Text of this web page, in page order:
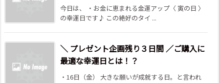
今日は、 ・お金に恵まれる金運アップ〈 寅の日 〉
の幸運日です♪ この絶好のタイ ...
＼ プレゼント企画残り３日間 ／ご購入に
最適な幸運日とは！？
・16日（金） 大きな願いが成就する日。と言われ